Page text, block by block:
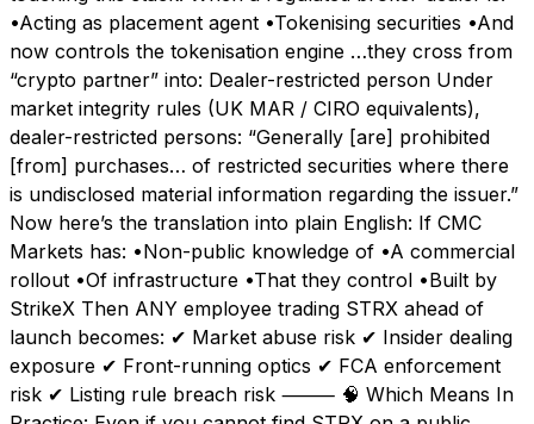
•Acting as placement agent •Tokenising securities •And
now controls the tokenisation engine …they cross from
“crypto partner” into: Dealer-restricted person Under
market integrity rules (UK MAR / CIRO equivalents),
dealer-restricted persons: “Generally [are] prohibited
[from] purchases… of restricted securities where there
is undisclosed material information regarding the issuer.”
Now here’s the translation into plain English: If CMC
Markets has: •Non-public knowledge of •A commercial
rollout •Of infrastructure •That they control •Built by
StrikeX Then ANY employee trading STRX ahead of
launch becomes: ✔ Market abuse risk ✔ Insider dealing
exposure ✔ Front-running optics ✔ FCA enforcement
risk ✔ Listing rule breach risk ⸻ 🧠 Which Means In